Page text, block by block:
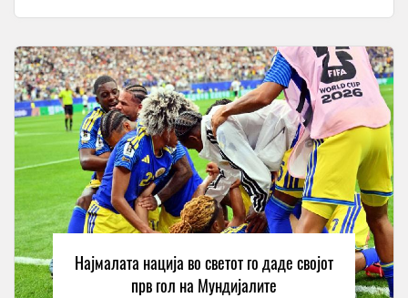
Најмалата нација во светот го даде својот
прв гол на Мундијалите